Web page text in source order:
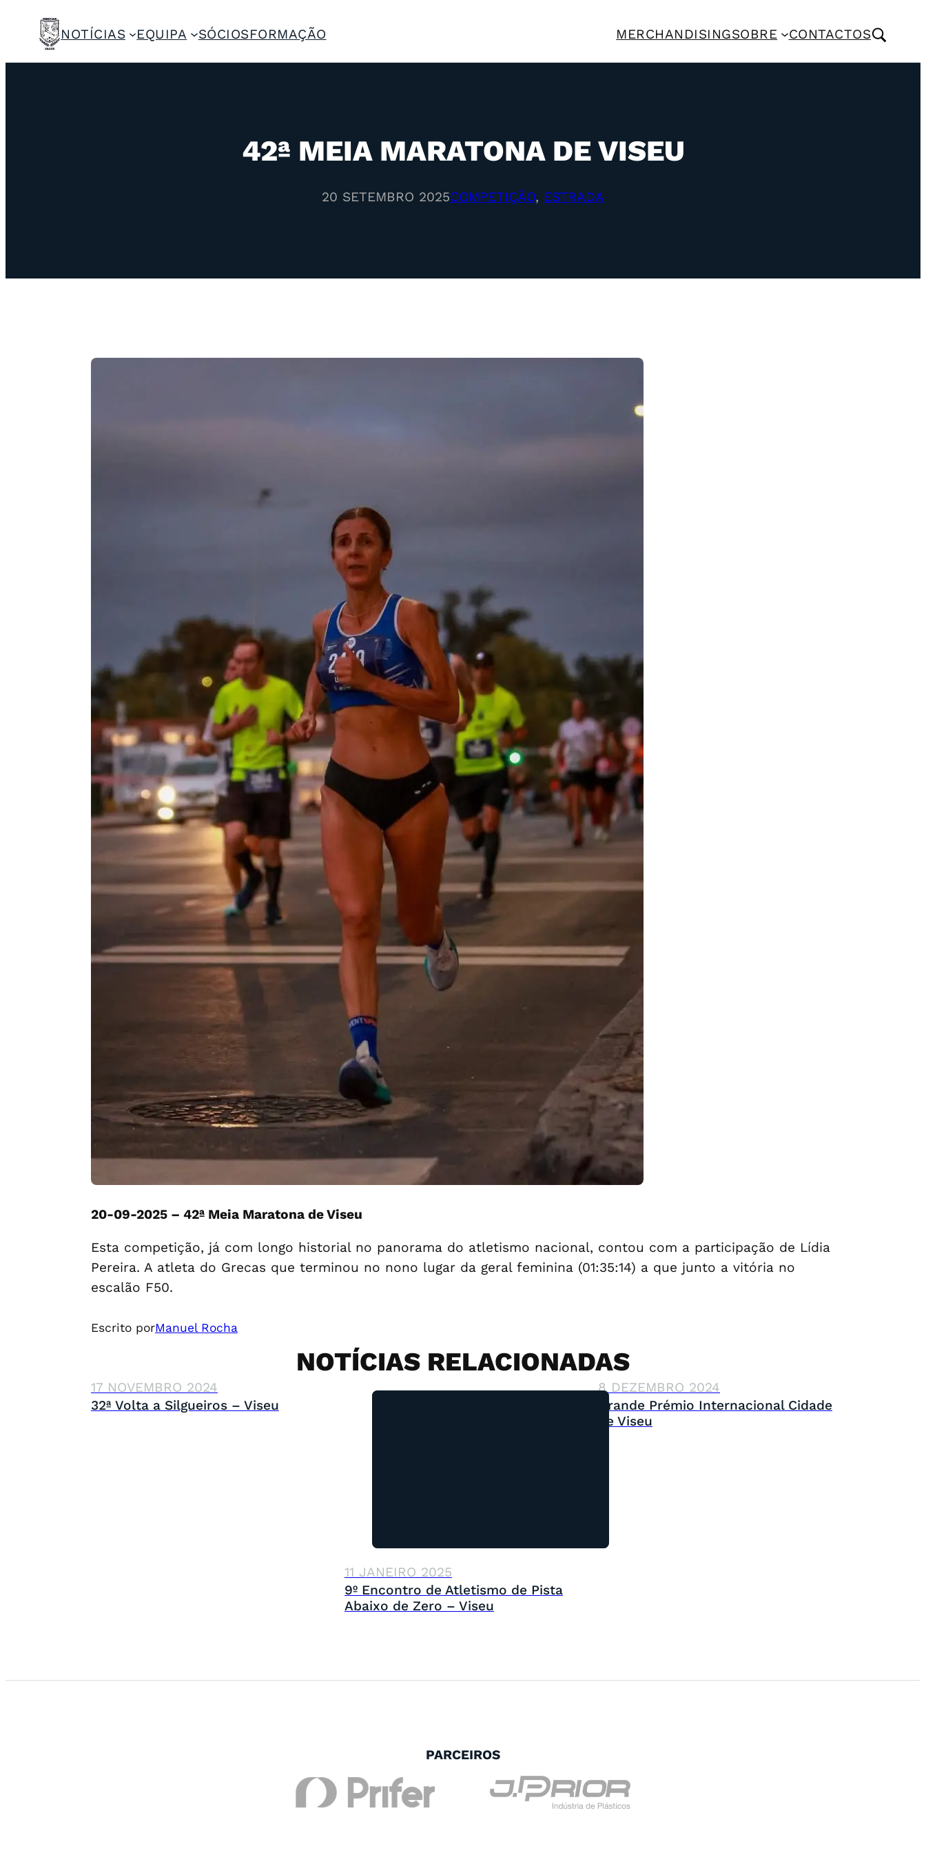
NOTÍCIAS EQUIPA SÓCIOSFORMAÇÃO MERCHANDISINGSOBRE CONTACTOS
42ª MEIA MARATONA DE VISEU
20 SETEMBRO 2025COMPETIÇÃO, ESTRADA
20-09-2025 – 42ª Meia Maratona de Viseu
Esta competição, já com longo historial no panorama do atletismo nacional, contou com a participação de Lídia
Pereira. A atleta do Grecas que terminou no nono lugar da geral feminina (01:35:14) a que junto a vitória no
escalão F50.
Escrito porManuel Rocha
NOTÍCIAS RELACIONADAS
17 NOVEMBRO 2024
32ª Volta a Silgueiros – Viseu
11 JANEIRO 2025
9º Encontro de Atletismo de Pista
Abaixo de Zero – Viseu
8 DEZEMBRO 2024
Grande Prémio Internacional Cidade
de Viseu
PARCEIROS